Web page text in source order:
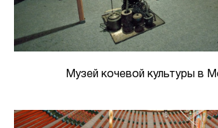
Музей кочевой культуры в